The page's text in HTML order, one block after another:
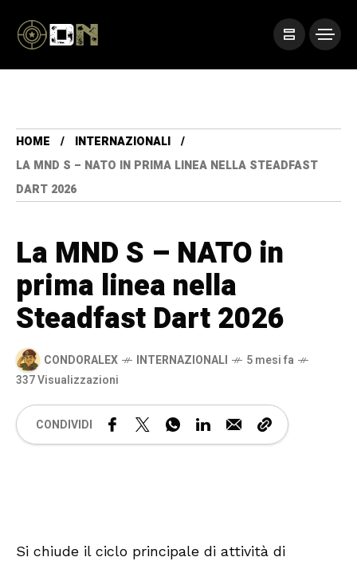
HOME
INTERNAZIONALI
LA MND S – NATO IN PRIMA LINEA NELLA STEADFAST
DART 2026
La MND S – NATO in
prima linea nella
Steadfast Dart 2026
CONDORALEX INTERNAZIONALI
5 mesi fa
337 Visualizzazioni
CONDIVIDI
Si chiude il ciclo principale di attività di